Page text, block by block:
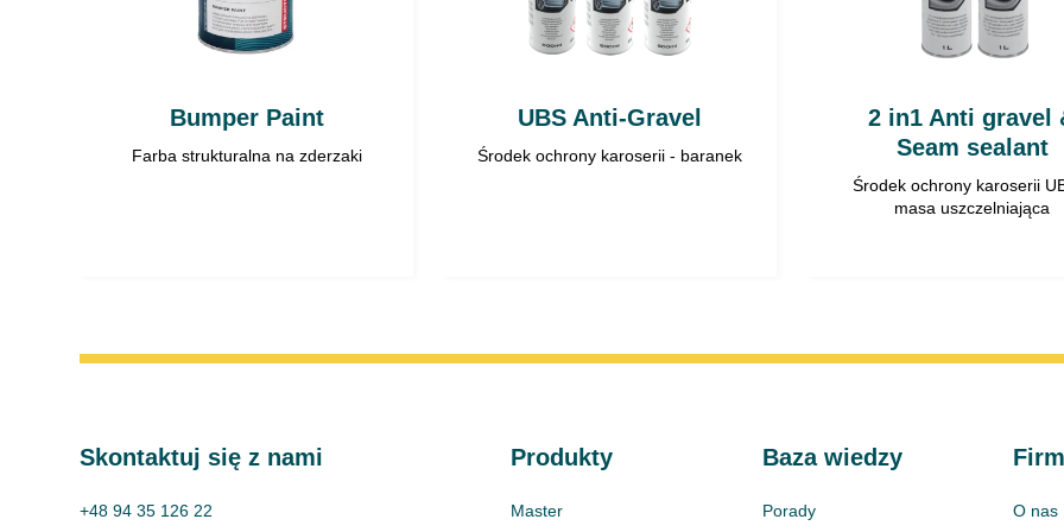
w celu
wyrobu.
Suchy w dotyku*: 90 –
Całkowicie suchy*: 10 –
starego lakieru i
Bumper Paint
Farba strukturalna na zderzaki
UBS Anti-Gravel
Środek ochrony karoserii - baranek
2 in1 Anti gravel
Seam sealant
Środek ochrony karoserii
masa uszczelniająca
Skontaktuj się z nami
+48 94 35 126 22
Produkty
Master
Baza wiedzy
Porady
O nas